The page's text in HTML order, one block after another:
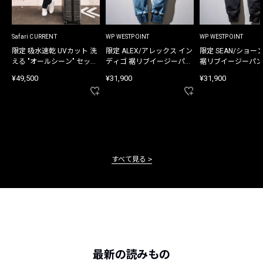
Safari CURRENT
限定 吸水速乾 UVカット 洗
える "オールシーン" セット
¥49,500
WP WESTPOINT
限定 ALEX/アレックス イン
ディゴ 裾リブイージーパン
¥31,900
WP WESTPOINT
限定 SEAN/ショー
裾リブイージーパ
¥31,900
すべて見る
最新の読みもの